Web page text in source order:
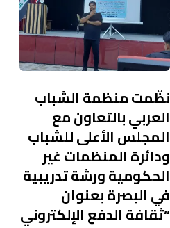
نظّمت منظمة الشباب
العربي بالتعاون مع
المجلس الأعلى للشباب
ودائرة المنظمات غير
الحكومية ورشة تدريبية
في البصرة بعنوان
“ثقافة الدفع الإلكتروني